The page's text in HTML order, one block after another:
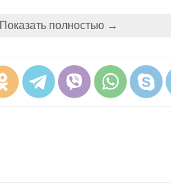
передается не
на наше психическое
терапии, уже
– гормона
ученые обнаружили
заболеваниями,
Показать полностью →